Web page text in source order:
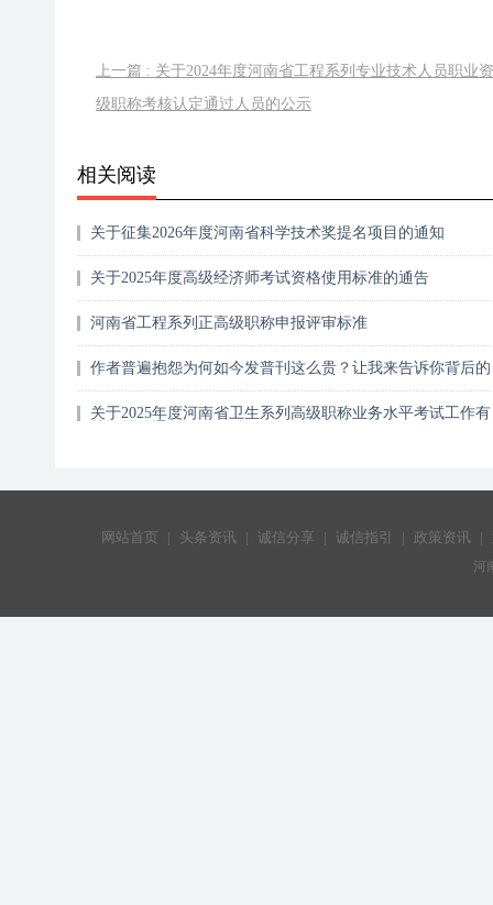
上一篇 : 关于2024年度河南省工程系列专业技术人员职业
级职称考核认定通过人员的公示
相关阅读
关于征集2026年度河南省科学技术奖提名项目的通知
关于2025年度高级经济师考试资格使用标准的通告
河南省工程系列正高级职称申报评审标准
作者普遍抱怨为何如今发普刊这么贵？让我来告诉你背后的
关于2025年度河南省卫生系列高级职称业务水平考试工作有
网站首页 | 头条资讯 | 诚信分享 | 诚信指引 | 政策资讯 |
河